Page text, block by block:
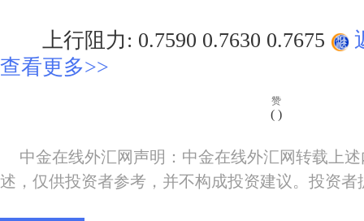
上行阻力: 0.7590 0.7630 0.7675
查看更多>>
赞
( )
中金在线外汇网声明：中金在线外汇网转载上
述，仅供投资者参考，并不构成投资建议。投资